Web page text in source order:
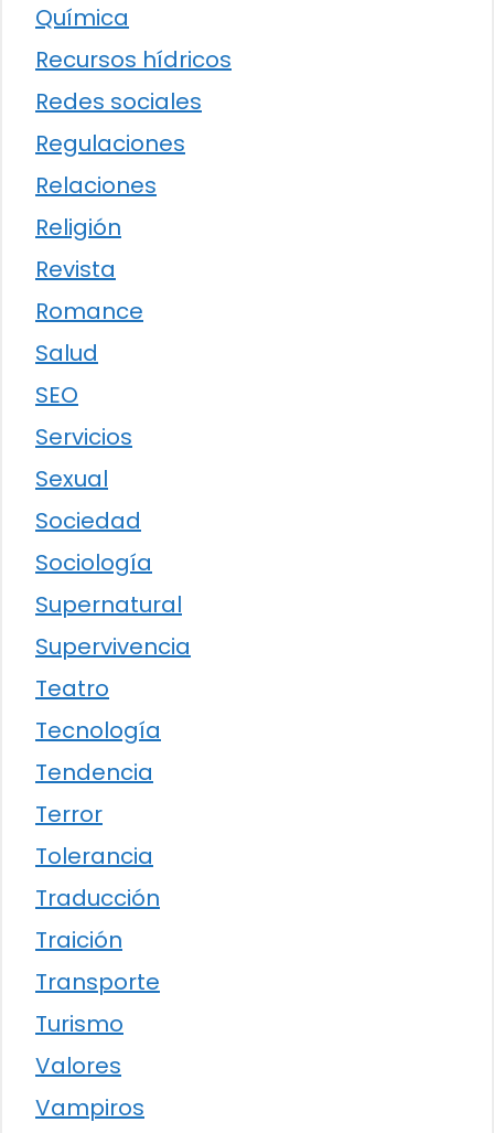
Química
Recursos hídricos
Redes sociales
Regulaciones
Relaciones
Religión
Revista
Romance
Salud
SEO
Servicios
Sexual
Sociedad
Sociología
Supernatural
Supervivencia
Teatro
Tecnología
Tendencia
Terror
Tolerancia
Traducción
Traición
Transporte
Turismo
Valores
Vampiros